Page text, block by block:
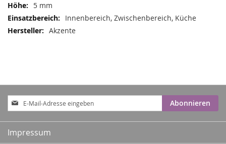
5 mm
Innenbereich, Zwischenbereich, Küche
Akzente
Anmeldung
zum
Newsletter:
Abonnieren
Impressum